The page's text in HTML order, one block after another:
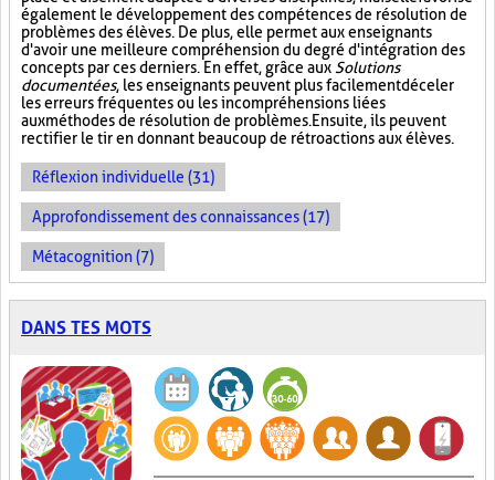
également le développement des compétences de résolution de
problèmes des élèves. De plus, elle permet aux enseignants
d'avoir une meilleure compréhension du degré d'intégration des
concepts par ces derniers. En effet, grâce aux Solutions
documentées, les enseignants peuvent plus facilement déceler
les erreurs fréquentes ou les incompréhensions liées
aux méthodes de résolution de problèmes. Ensuite, ils peuvent
rectifier le tir en donnant beaucoup de rétroactions aux élèves.
Réflexion individuelle (31)
Approfondissement des connaissances (17)
Métacognition (7)
DANS TES MOTS